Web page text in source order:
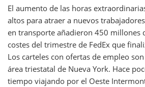
El aumento de las horas
altos para atraer a nuevos
en transporte añadieron 450 millones
costes del trimestre de FedEx que
Los carteles con ofertas de empleo
área triestatal de Nueva York. Hace
tiempo viajando por el Oeste